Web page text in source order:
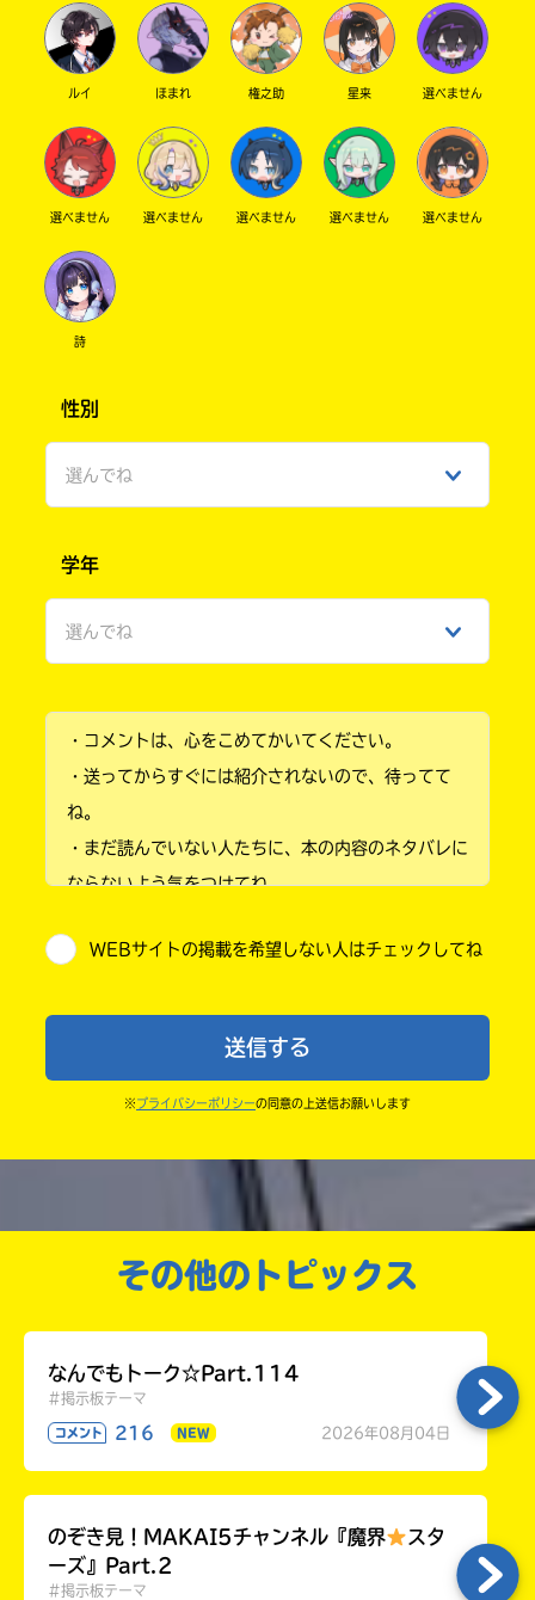
ルイ ほまれ 権之助 星来 選べません
選べません 選べません 選べません 選べません 選べません
詩
性別
選んでね
ひみつ
学年
選んでね
小学2年
小学4年
小学6年
中学1年
・コメントは、心をこめてかいてください。
・送ってからすぐには紹介されないので、待ってて
ね。
・まだ読んでいない人たちに、本の内容のネタバレに
ならないよう気をつけてね。
が出るので、そこから応募してね。
・かき終えたら、人を傷つけていたり、個人情報をか
きこんでいたり、字がまちがっていたりしないか、読
WEBサイトの掲載を希望しない人はチェックしてね
送信する
※ プライバシーポリシーの同意の上送信お願いします
その他のトピックス
なんでもトーク☆Part.114
#掲示板テーマ
コメント 216 NEW 2026年08月04日
のぞき見！MAKAI5チャンネル『魔界
スタ
ーズ』Part.2
#掲示板テーマ